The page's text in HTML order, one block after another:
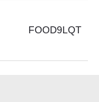
FOOD9LQT